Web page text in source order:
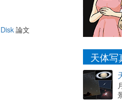
論文
天体写